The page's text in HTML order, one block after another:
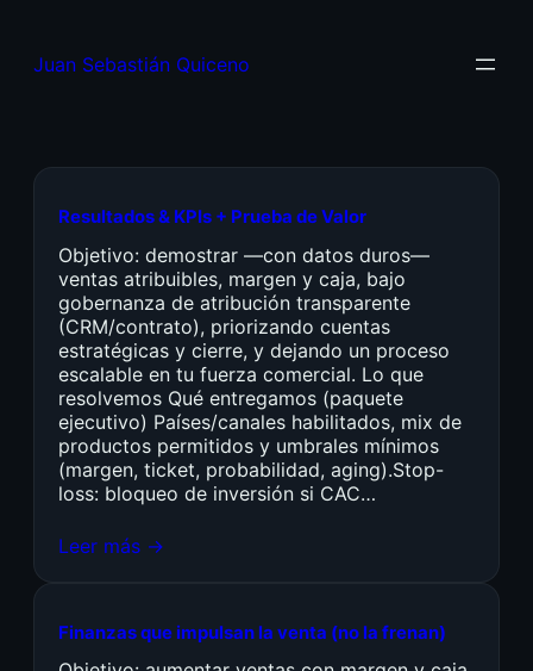
Juan Sebastián Quiceno
Resultados & KPIs + Prueba de Valor
Objetivo: demostrar —con datos duros—
ventas atribuibles, margen y caja, bajo
gobernanza de atribución transparente
(CRM/contrato), priorizando cuentas
estratégicas y cierre, y dejando un proceso
escalable en tu fuerza comercial. Lo que
resolvemos Qué entregamos (paquete
ejecutivo) Países/canales habilitados, mix de
productos permitidos y umbrales mínimos
(margen, ticket, probabilidad, aging).Stop-
loss: bloqueo de inversión si CAC…
Leer más →
Finanzas que impulsan la venta (no la frenan)